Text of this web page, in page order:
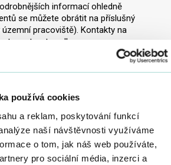
používá cookies
a reklam, poskytování funkcí
naší návštěvnosti využíváme
o tom, jak náš web používáte,
pro sociální média, inzerci a
informací ohledně
se můžete obrátit na příslušný
pracoviště). Kontakty na
na tomto odkazu:
cs/kontakty
obecně závazných vyhlášek
Ministerstva vnitra na tomto
odk2/clanek/metodicky-
.